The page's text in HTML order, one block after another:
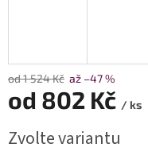
od 1 524 Kč až –47 %
od 802 Kč / ks
cena:
Zvolte variantu